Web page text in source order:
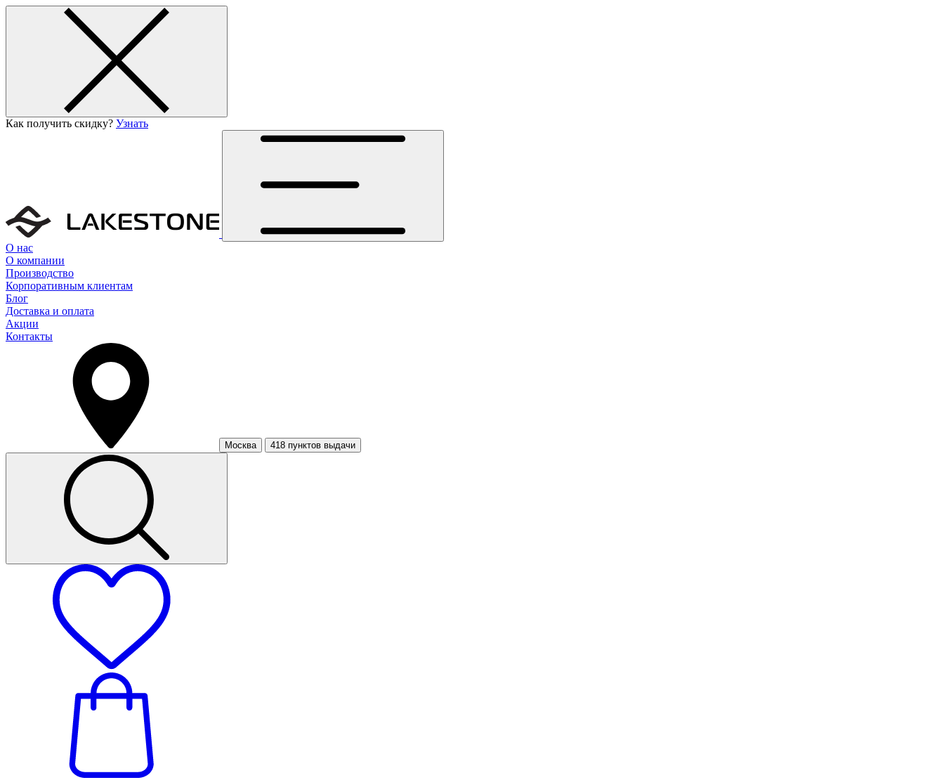
Как получить скидку? Узнать
О нас
О компании
Производство
Корпоративным клиентам
Блог
Доставка и оплата
Акции
Контакты
Москва 418 пунктов выдачи